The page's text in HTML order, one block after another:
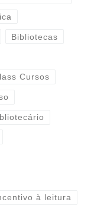
Bibliotecas
Cursos
à leitura